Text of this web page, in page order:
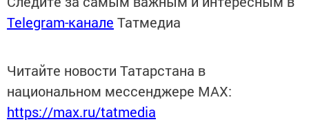
Telegram-канале Татмедиа
Читайте новости Татарстана в
национальном мессенджере MАХ:
https://max.ru/tatmedia